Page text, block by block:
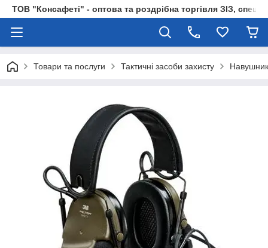
ТОВ "Консафеті" - оптова та роздрібна торгівля ЗІЗ,
Товари та послуги Тактичні засоби захисту